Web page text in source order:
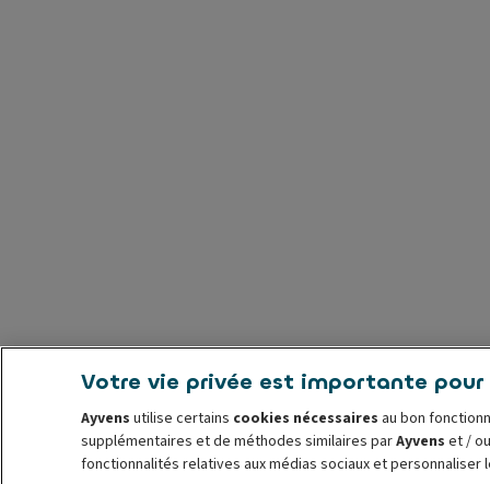
Votre vie privée est importante pour
Ayvens utilise certains cookies nécessaires au bon
supplémentaires et de méthodes similaires parAyvens et /
fonctionnalités relatives aux médias sociaux et